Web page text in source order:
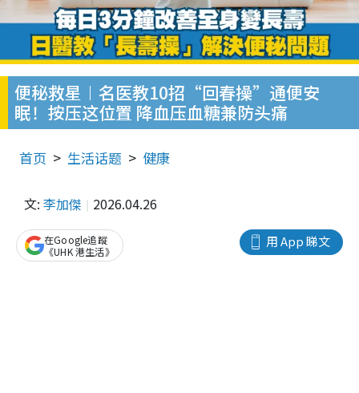
便秘救星︱名医教10招“回春操”通便安
眠！按压这位置 降血压血糖兼防头痛
首页 生活话题 健康
文: 李加傑 2026.04.26
用 App 睇文
在Google追蹤
《UHK 港生活》